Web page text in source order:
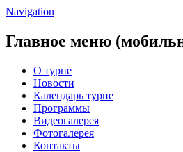
Navigation
Главное меню
О турне
Новости
Календарь турне
Программы
Видеогалерея
Фотогалерея
Контакты